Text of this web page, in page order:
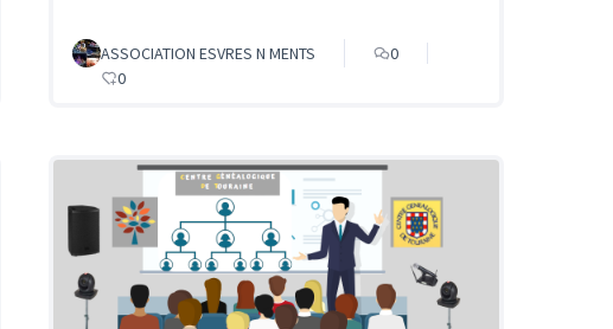
ASSOCIATION ESVRES N MENTS
0
0